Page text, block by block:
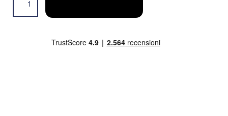
through
Avenger